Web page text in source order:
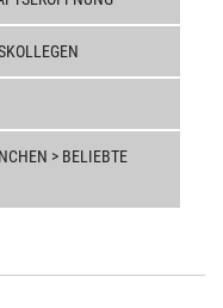
> BELIEBTE